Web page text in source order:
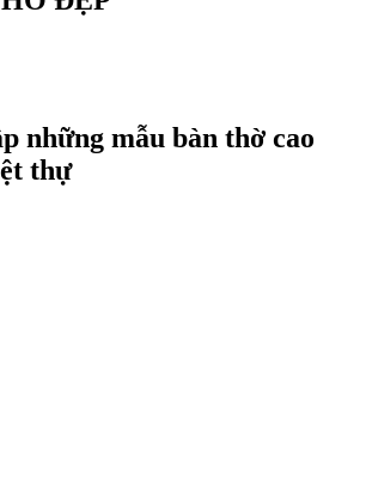
những mẫu bàn thờ cao
thự